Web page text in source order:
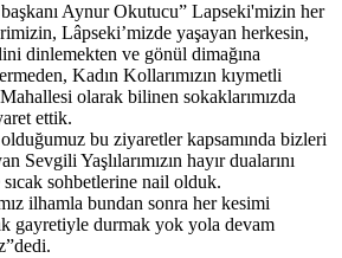
Aynur Okutucu” Lapseki'mizin her
Lâpseki’mizde yaşayan herkesin,
dinlemekten ve gönül dimağına
Kadın Kollarımızın kıymetli
olarak bilinen sokaklarımızda
ettik.
bu ziyaretler kapsamında bizleri
Sevgili Yaşlılarımızın hayır dualarını
sohbetlerine nail olduk.
ilhamla bundan sonra her kesimi
gayretiyle durmak yok yola devam